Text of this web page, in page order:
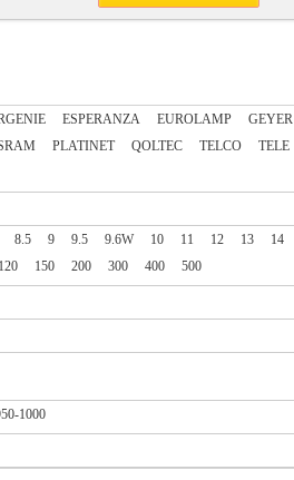
ESPERANZA EUROLAMP
GEYER
PLATINET QOLTEC TELCO TELE
8.5 9 9.5 9.6W 10 11 12 13
14
150 200 300 400 500
1000